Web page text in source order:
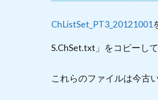
ChListSet_PT3_20121001
S.ChSet.txt」をコピーし
これらのファイルは今古い